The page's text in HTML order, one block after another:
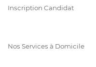
Inscription Candidat
Nos Services à Domicile